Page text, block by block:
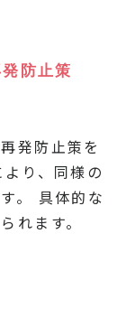
防止策
発防止策を
り、同様の
。 具体的な
れます。